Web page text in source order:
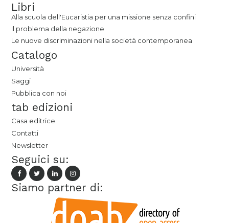
Libri
Alla scuola dell'Eucaristia per una missione senza confini
Il problema della negazione
Le nuove discriminazioni nella società contemporanea
Catalogo
Università
Saggi
Pubblica con noi
tab edizioni
Casa editrice
Contatti
Newsletter
Seguici su:
Siamo partner di: